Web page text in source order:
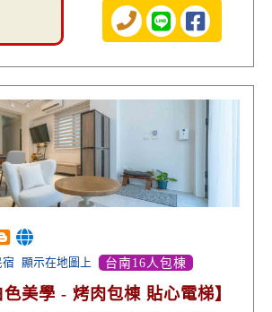
顯示在地圖上 台南16人包棟
色美學 - 烤肉包棟 貼心電梯】